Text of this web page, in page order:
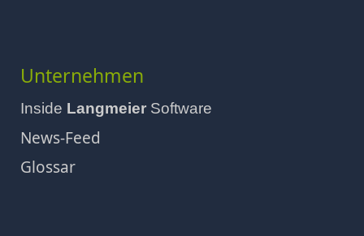
Unternehmen
Inside Langmeier Software
News-Feed
Glossar